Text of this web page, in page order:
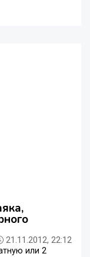
21.11.2012, 22:12
или 2